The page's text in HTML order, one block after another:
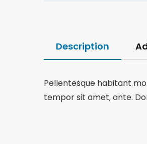
Description
Pellentesque habitant
tempor sit amet, ante.